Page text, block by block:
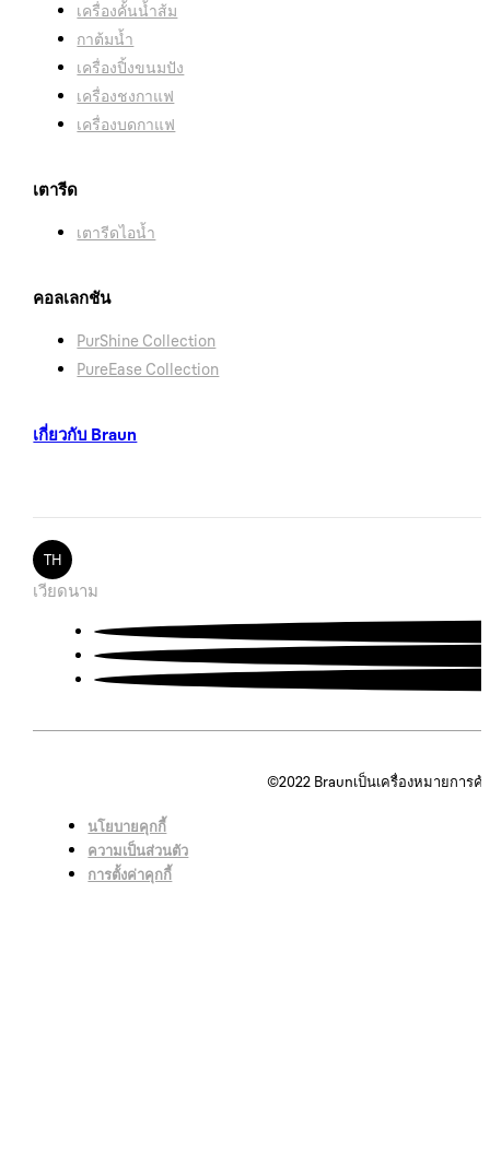
เครื่องคั้นน้ำส้ม
กาต้มน้ำ
เครื่องปิ้งขนมปัง
เครื่องชงกาแฟ
เครื่องบดกาแฟ
เตารีด
เตารีดไอน้ำ
คอลเลกชัน
PurShine Collection
PureEase Collection
เกี่ยวกับ Braun
TH
เวียดนาม
©2022 Braunเป็นเครื่องหมายการ
นโยบายคุกกี้
ความเป็นส่วนตัว
การตั้งค่าคุกกี้